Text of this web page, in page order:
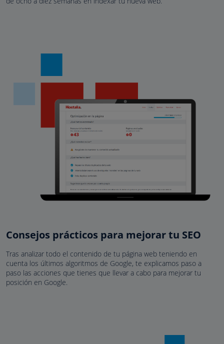
Consejos prácticos para mejorar tu SEO
Tras analizar todo el contenido de tu página web teniendo en
cuenta los últimos algoritmos de Google, te explicamos paso a
paso las acciones que tienes que llevar a cabo para mejorar tu
posición en Google.